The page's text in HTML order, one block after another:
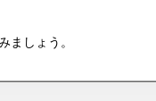
ましょう。